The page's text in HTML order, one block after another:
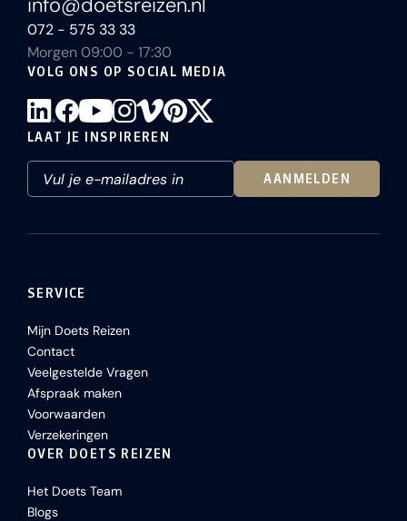
072 - 575 33 33
Morgen 09:00 - 17:30
VOLG ONS OP SOCIAL MEDIA
LAAT JE INSPIREREN
AANMELDEN
SERVICE
Mijn Doets Reizen
Contact
Veelgestelde Vragen
Afspraak maken
Voorwaarden
Verzekeringen
OVER DOETS REIZEN
Het Doets Team
Blogs